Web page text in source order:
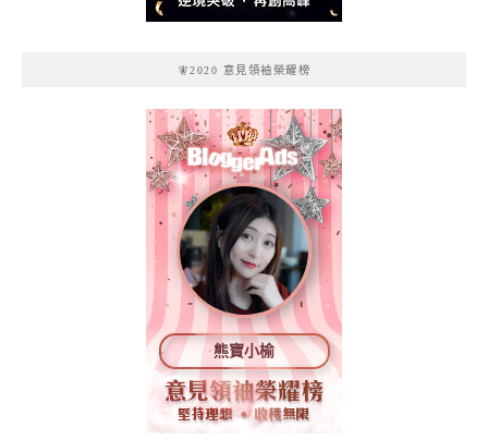
🧚2020 意見領袖榮耀榜
熊寶小榆